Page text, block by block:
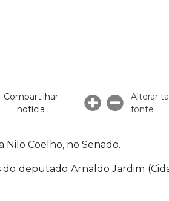
Compartilhar
notícia
Alterar
fonte
Nilo Coelho, no Senado.
deputado Arnaldo Jardim